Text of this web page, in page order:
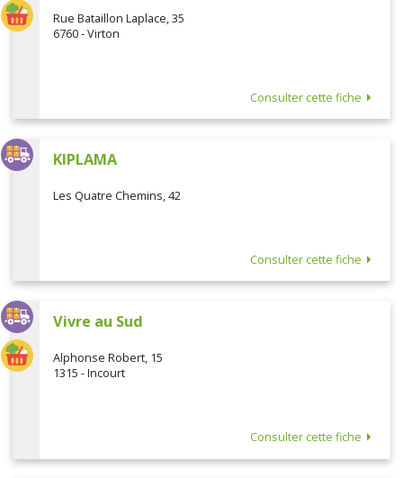
Rue Bataillon Laplace, 35
6760 - Virton
Consulter cette fiche
KIPLAMA
Les Quatre Chemins, 42
Consulter cette fiche
Vivre au Sud
Alphonse Robert, 15
1315 - Incourt
Consulter cette fiche